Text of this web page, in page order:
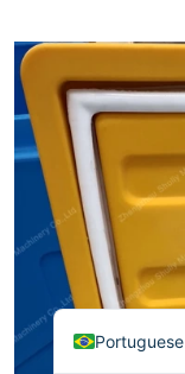
Portuguese
English
Arabic
French
German
Russian
Spanish